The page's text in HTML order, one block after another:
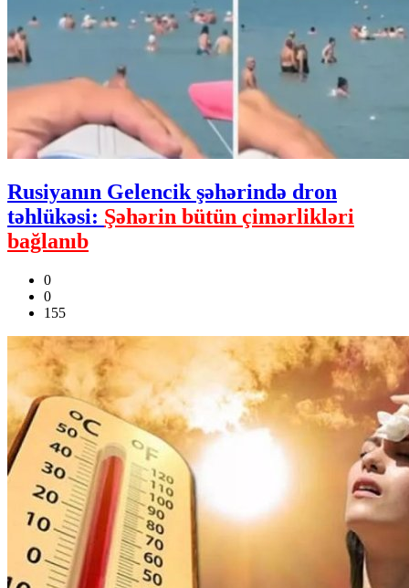
Rusiyanın Gelencik şəhərində dron
təhlükəsi: Şəhərin bütün çimərlikləri
bağlanıb
0
0
155